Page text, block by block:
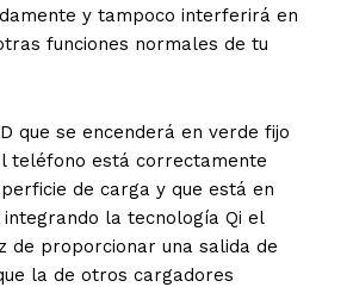
y tampoco interferirá en
funciones normales de tu
que se encenderá en verde fijo
teléfono está correctamente
de carga y que está en
integrando la tecnología Qi el
de proporcionar una salida de
la de otros cargadores